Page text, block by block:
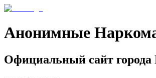
Анонимные
Официальный сайт города